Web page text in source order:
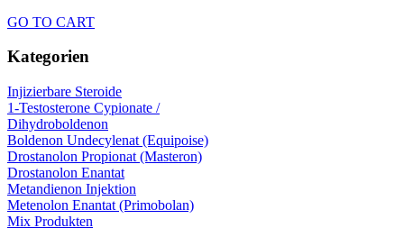
GO TO CART
Kategorien
Injizierbare Steroide
1-Testosterone Cypionate /
Dihydroboldenon
Boldenon Undecylenat (Equipoise)
Drostanolon Propionat (Masteron)
Drostanolon Enantat
Metandienon Injektion
Metenolon Enantat (Primobolan)
Mix Produkten